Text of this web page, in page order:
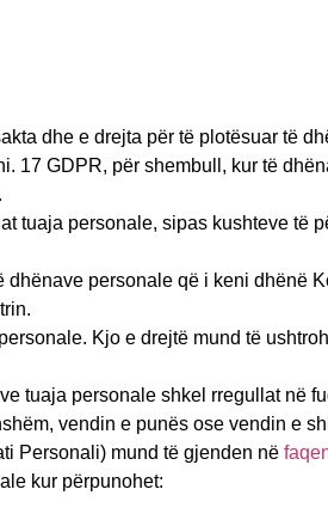
dhe e drejta për të plotësuar të
17 GDPR, për shembull, kur të
tuaja personale, sipas kushteve të
dhënave personale që i keni dhënë
Kjo e drejtë mund të
tuaja personale shkel rregullat në
vendin e punës ose vendin e
Personali) mund të gjenden në
kur përpunohet: